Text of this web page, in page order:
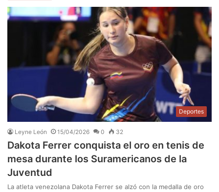
Deportes
Leyne León 15/04/2026 0 32
Dakota Ferrer conquista el oro en tenis de
mesa durante los Suramericanos de la
Juventud
La atleta venezolana Dakota Ferrer se alzó con la medalla de oro